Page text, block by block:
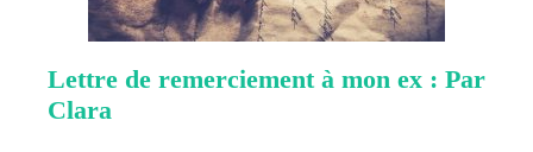
Lettre de remerciement à mon ex : Par
Clara